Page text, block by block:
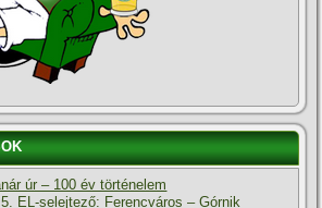
úr – 100 év történelem
EL-selejtező: Ferencváros – Górnik